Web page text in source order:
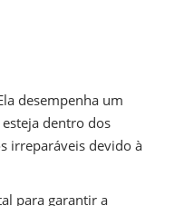
desempenha um
dentro dos
irreparáveis devido à
para garantir a